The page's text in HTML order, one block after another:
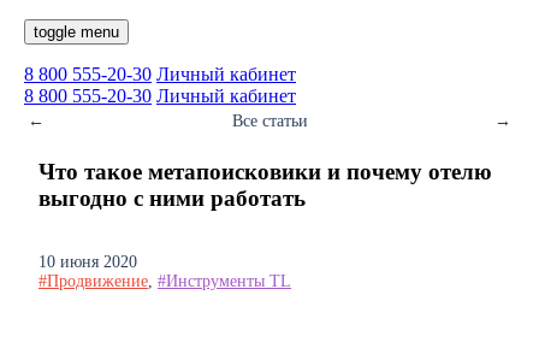
toggle menu
8 800 555-20-30 Личный кабинет
8 800 555-20-30 Личный кабинет
← Все статьи →
Что такое метапоисковики и почему отелю
выгодно с ними работать
10 июня 2020
#Продвижение, #Инструменты TL